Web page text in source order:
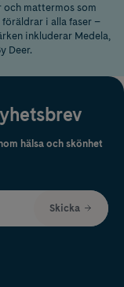
och mattermos som
i alla faser –
inkluderar Medela,
Deer.
hälsa och skönhet
Skicka